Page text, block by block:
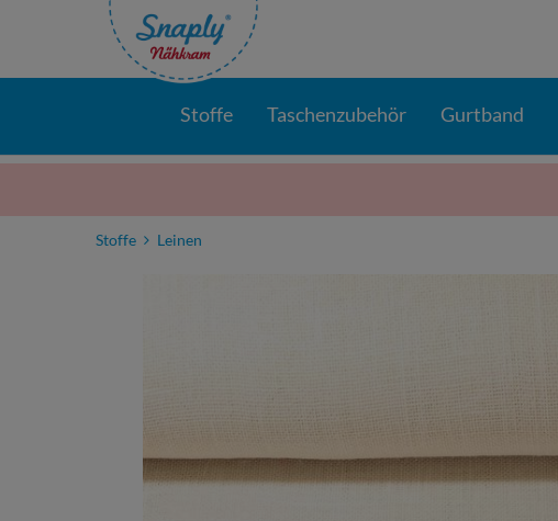
Stoffe Taschenzubehör Gurtband
Stoffe Leinen